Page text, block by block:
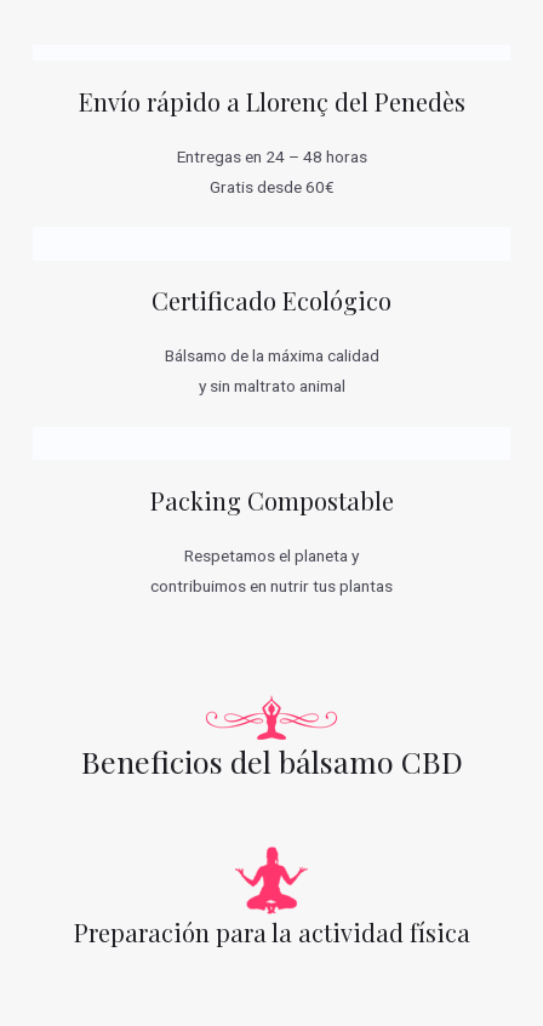
Envío rápido a Llorenç del Penedès
Entregas en 24 – 48 horas
Gratis desde 60€
Certificado Ecológico
Bálsamo de la máxima calidad
y sin maltrato animal
Packing Compostable
Respetamos el planeta y
contribuimos en nutrir tus plantas
Beneficios del bálsamo CBD
Preparación para la actividad física